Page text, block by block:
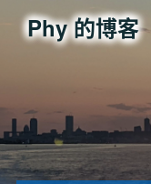
Phy 的博客